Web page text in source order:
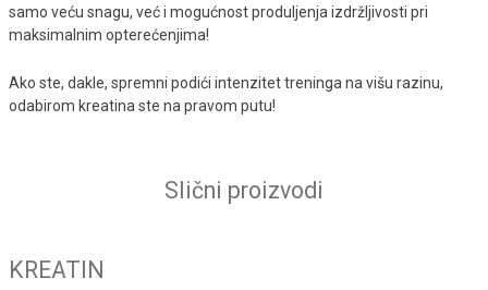
samo veću snagu, već i mogućnost produljenja izdržljivosti pri
maksimalnim opterećenjima!
Ako ste, dakle, spremni podići intenzitet treninga na višu razinu,
odabirom kreatina ste na pravom putu!
Slični proizvodi
KREATIN